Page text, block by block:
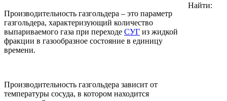
Производительность газгольдера – это параметр
газгольдера, характеризующий количество
выпариваемого газа при переходе СУГ из жидкой
фракции в газообразное состояние в единицу
времени.
Производительность газгольдера зависит от
температуры сосуда, в котором находится
Найти: